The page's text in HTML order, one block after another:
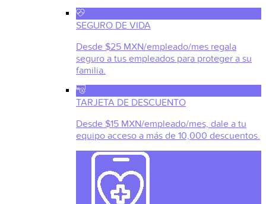
SEGURO DE VIDA
Desde $25 MXN/empleado/mes regala
seguro a tus empleados para proteger a su
familia.
TARJETA DE DESCUENTO
Desde $15 MXN/empleado/mes, dale a tu
equipo acceso a más de 10,000 descuentos.